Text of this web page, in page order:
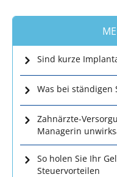
Sind kurze
Was bei ständigen
Zahnärzte-
Managerin
So holen Sie Ihr
Steuervorteilen